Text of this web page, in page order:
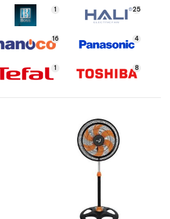
1 25
16 4
1 8